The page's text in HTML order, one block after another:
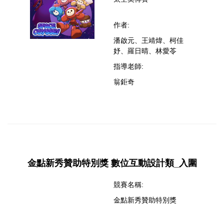
作者:
潘啟元、王靖煒、柯佳
妤、羅日晴、林愛苓
指導老師:
翁鉅奇
金點新秀贊助特別獎 數位互動設計類_入圍
競賽名稱:
金點新秀贊助特別獎